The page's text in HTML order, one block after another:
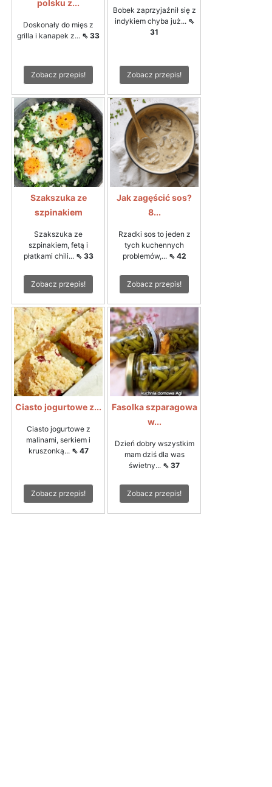
polsku z...
Doskonały do mięs z
grilla i kanapek z... ⇖ 33
Zobacz przepis!
Bobek zaprzyjaźnił się z
indykiem chyba już... ⇖
31
Zobacz przepis!
Szakszuka ze
szpinakiem
Szakszuka ze
szpinakiem, fetą i
płatkami chili... ⇖ 33
Zobacz przepis!
Jak zagęścić sos?
8...
Rzadki sos to jeden z
tych kuchennych
problemów,... ⇖ 42
Zobacz przepis!
Ciasto jogurtowe z...
Ciasto jogurtowe z
malinami, serkiem i
kruszonką... ⇖ 47
Zobacz przepis!
Fasolka szparagowa
w...
Dzień dobry wszystkim
mam dziś dla was
świetny... ⇖ 37
Zobacz przepis!